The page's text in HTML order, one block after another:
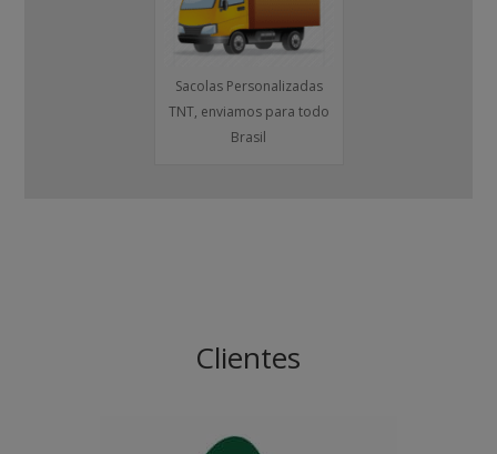
Sacolas Personalizadas
TNT, enviamos para todo
Brasil
Clientes